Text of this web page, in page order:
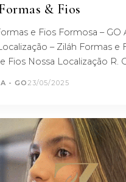
& Fios
e Fios Formosa – GO
– Ziláh Formas e
Fios Nossa Localização R.
- GO 23/05/2025